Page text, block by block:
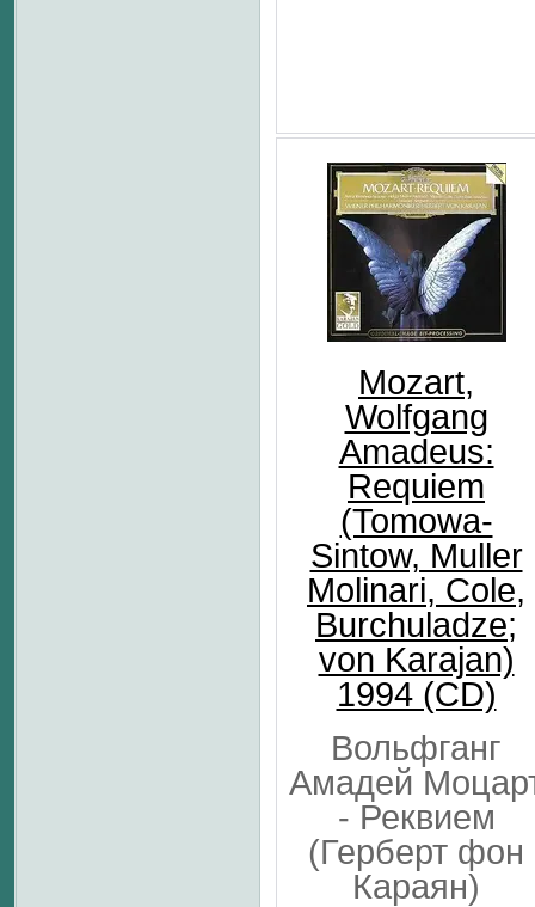
Mozart,
Wolfgang
Amadeus:
Requiem
(Tomowa-
Sintow, Muller
Molinari, Cole,
Burchuladze;
von Karajan)
1994 (CD)
Вольфганг
Амадей
- Реквием
(Герберт фон
Караян)